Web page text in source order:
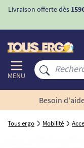
Livraison offerte dès
MENU
Besoin
Tous ergo Mobilité